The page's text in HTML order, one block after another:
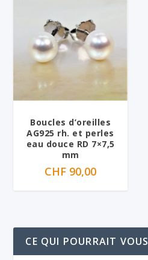
Boucles d’oreilles
AG925 rh. et perles
eau douce RD 7×7,5
mm
CHF 90,00
CE QUI POURRAIT